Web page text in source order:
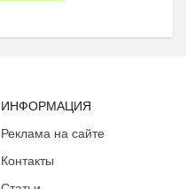
ИНФОРМАЦИЯ
Реклама на сайте
Контакты